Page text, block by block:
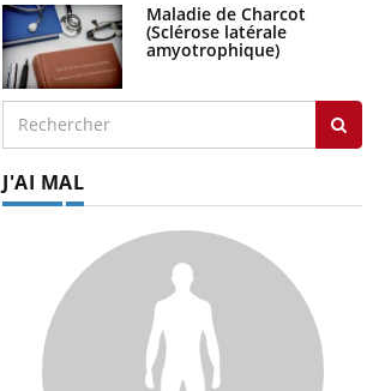
Maladie de Charcot
(Sclérose latérale
amyotrophique)
J'AI MAL